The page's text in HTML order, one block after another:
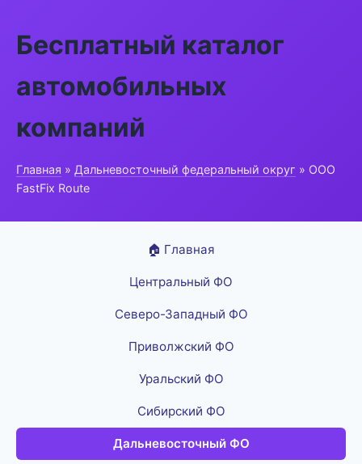
Бесплатный каталог
автомобильных
компаний
Главная » Дальневосточный федеральный округ » ООО
FastFix Route
🏠 Главная
Центральный ФО
Северо-Западный ФО
Приволжский ФО
Уральский ФО
Сибирский ФО
Дальневосточный ФО